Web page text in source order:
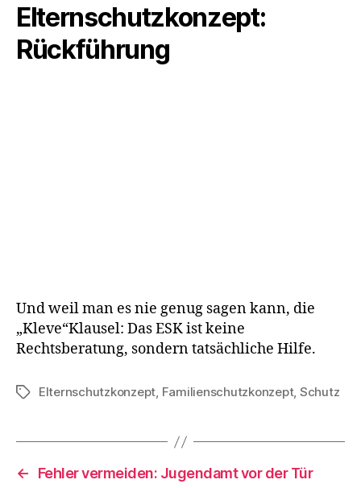
Elternschutzkonzept:
Rückführung
Und weil man es nie genug sagen kann, die
„Kleve“Klausel: Das ESK ist keine
Rechtsberatung, sondern tatsächliche Hilfe.
Schlagwörter
Elternschutzkonzept, Familienschutzkonzept, Schutz
←
Fehler vermeiden: Jugendamt vor der Tür